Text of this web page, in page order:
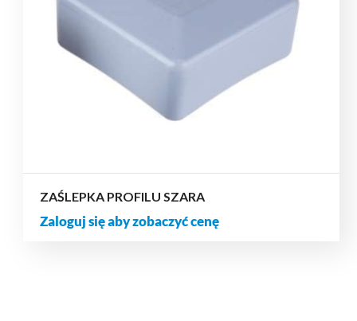
ZAŚLEPKA PROFILU SZARA
Zaloguj się aby zobaczyć cenę